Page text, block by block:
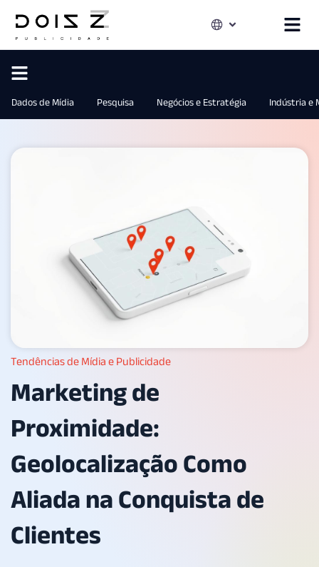
Dados de Mídia Pesquisa Negócios e Estratégia Indústria e
Tendências de Mídia e Publicidade
Marketing de
Proximidade:
Geolocalização Como
Aliada na Conquista de
Clientes